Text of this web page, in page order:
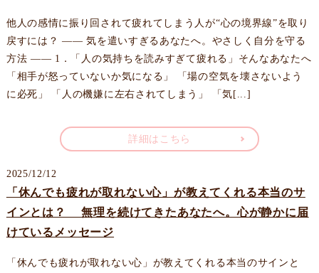
他人の感情に振り回されて疲れてしまう人が“心の境界線”を取り
戻すには？ —— 気を遣いすぎるあなたへ。やさしく自分を守る
方法 —— 1．「人の気持ちを読みすぎて疲れる」そんなあなたへ
「相手が怒っていないか気になる」 「場の空気を壊さないよう
に必死」 「人の機嫌に左右されてしまう」 「気[...]
詳細はこちら
2025/12/12
「休んでも疲れが取れない心」が教えてくれる本当のサ
インとは？ 無理を続けてきたあなたへ。心が静かに届
けているメッセージ
「休んでも疲れが取れない心」が教えてくれる本当のサインと